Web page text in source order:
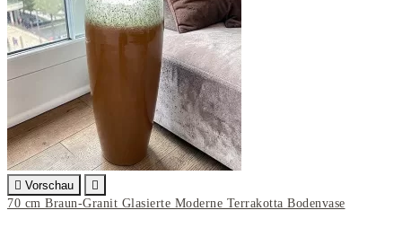
 Vorschau

70 cm Braun-Granit Glasierte Moderne Terrakotta Bodenvase